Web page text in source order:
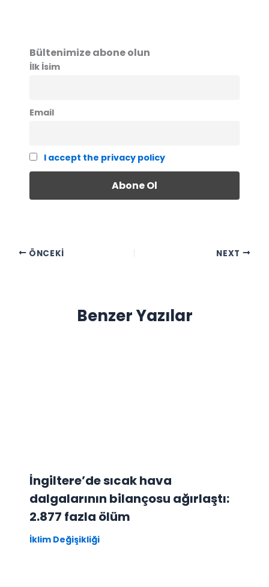
Bültenimize abone olun
İlk İsim
Email
I accept the privacy policy
ÖNCEKI NEXT
Benzer Yazılar
İngiltere’de sıcak hava
dalgalarının bilançosu ağırlaştı:
2.877 fazla ölüm
İklim Değişikliği